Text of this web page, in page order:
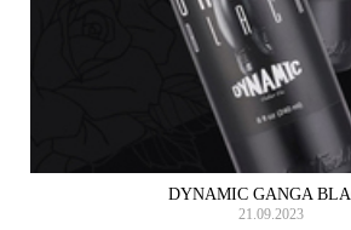
DYNAMIC GANGA
21.09.2023